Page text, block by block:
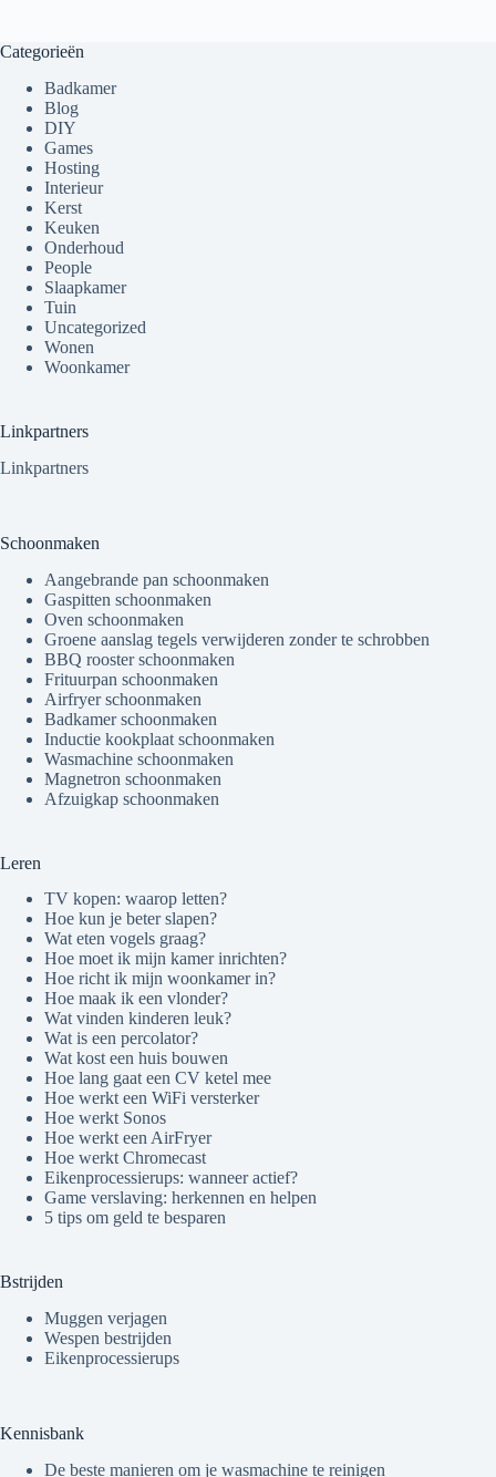
Categorieën
Badkamer
Blog
DIY
Games
Hosting
Interieur
Kerst
Keuken
Onderhoud
People
Slaapkamer
Tuin
Uncategorized
Wonen
Woonkamer
Linkpartners
Linkpartners
Schoonmaken
Aangebrande pan schoonmaken
Gaspitten schoonmaken
Oven schoonmaken
Groene aanslag tegels verwijderen zonder te schrobben
BBQ rooster schoonmaken
Frituurpan schoonmaken
Airfryer schoonmaken
Badkamer schoonmaken
Inductie kookplaat schoonmaken
Wasmachine schoonmaken
Magnetron schoonmaken
Afzuigkap schoonmaken
Leren
TV kopen: waarop letten?
Hoe kun je beter slapen?
Wat eten vogels graag?
Hoe moet ik mijn kamer inrichten?
Hoe richt ik mijn woonkamer in?
Hoe maak ik een vlonder?
Wat vinden kinderen leuk?
Wat is een percolator?
Wat kost een huis bouwen
Hoe lang gaat een CV ketel mee
Hoe werkt een WiFi versterker
Hoe werkt Sonos
Hoe werkt een AirFryer
Hoe werkt Chromecast
Eikenprocessierups: wanneer actief?
Game verslaving: herkennen en helpen
5 tips om geld te besparen
Bstrijden
Muggen verjagen
Wespen bestrijden
Eikenprocessierups
Kennisbank
De beste manieren om je wasmachine te reinigen